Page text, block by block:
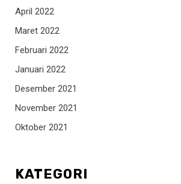
April 2022
Maret 2022
Februari 2022
Januari 2022
Desember 2021
November 2021
Oktober 2021
KATEGORI